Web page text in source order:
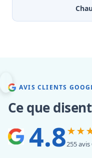
AVIS CLIENTS
Ce que
4.8255